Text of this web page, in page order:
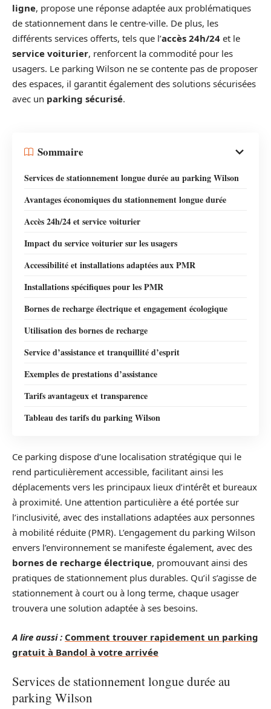
ligne, propose une réponse adaptée aux problématiques
de stationnement dans le centre-ville. De plus, les
différents services offerts, tels que l’accès 24h/24 et le
service voiturier, renforcent la commodité pour les
usagers. Le parking Wilson ne se contente pas de proposer
des espaces, il garantit également des solutions sécurisées
avec un parking sécurisé.
Sommaire
Services de stationnement longue durée au parking Wilson
Avantages économiques du stationnement longue durée
Accès 24h/24 et service voiturier
Impact du service voiturier sur les usagers
Accessibilité et installations adaptées aux PMR
Installations spécifiques pour les PMR
Bornes de recharge électrique et engagement écologique
Utilisation des bornes de recharge
Service d’assistance et tranquillité d’esprit
Exemples de prestations d’assistance
Tarifs avantageux et transparence
Tableau des tarifs du parking Wilson
Ce parking dispose d’une localisation stratégique qui le
rend particulièrement accessible, facilitant ainsi les
déplacements vers les principaux lieux d’intérêt et bureaux
à proximité. Une attention particulière a été portée sur
l’inclusivité, avec des installations adaptées aux personnes
à mobilité réduite (PMR). L’engagement du parking Wilson
envers l’environnement se manifeste également, avec des
bornes de recharge électrique, promouvant ainsi des
pratiques de stationnement plus durables. Qu’il s’agisse de
stationnement à court ou à long terme, chaque usager
trouvera une solution adaptée à ses besoins.
A lire aussi : Comment trouver rapidement un parking
gratuit à Bandol à votre arrivée
Services de stationnement longue durée au
parking Wilson